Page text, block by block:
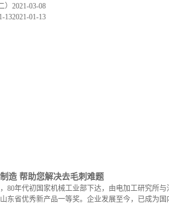
2021-03-08
2021-01-13
13
造 帮助您解决去毛刺难题
80年代初国家机械工业部下达，由电加工研究所
东省优秀新产品一等奖。企业发展至今，已成为